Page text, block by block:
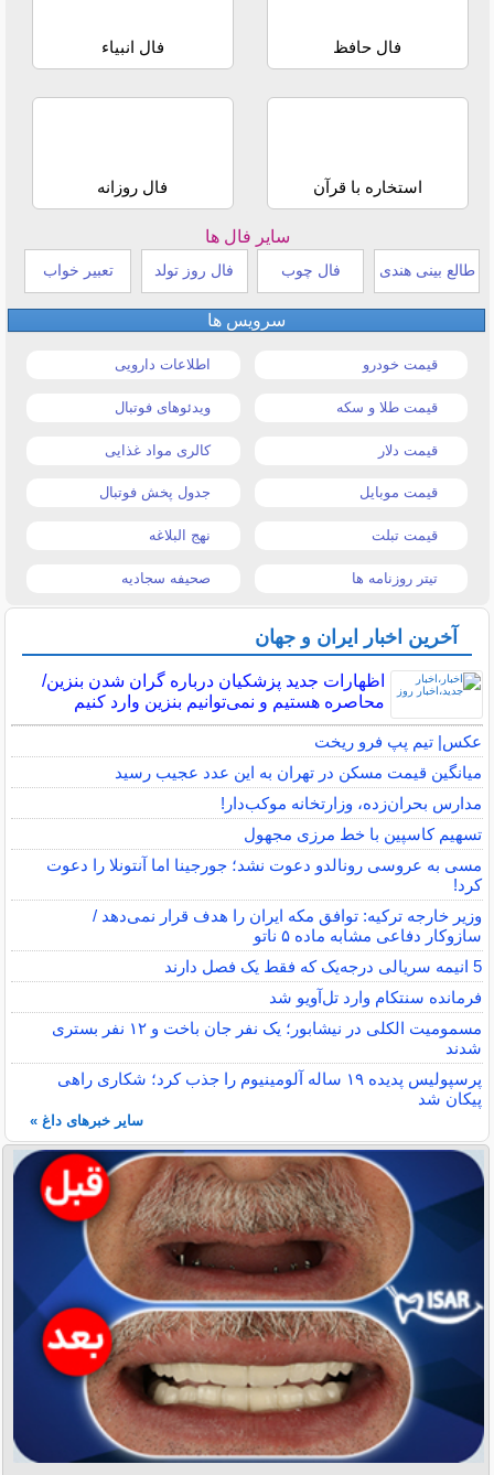
فال حافظ فال انبیاء
استخاره با قرآن فال روزانه
سایر فال ها
طالع بینی هندی فال چوب فال روز تولد تعبیر خواب
سرویس ها
قیمت خودرو اطلاعات دارویی
قیمت طلا و سکه ویدئوهای فوتبال
قیمت دلار کالری مواد غذایی
قیمت موبایل جدول پخش فوتبال
قیمت تبلت نهج البلاغه
تیتر روزنامه ها صحیفه سجادیه
آخرین اخبار ایران و جهان
اظهارات جدید پزشکیان درباره گران شدن بنزین/
محاصره هستیم و نمی‌توانیم بنزین وارد کنیم
عکس| تیم پپ فرو ریخت
میانگین قیمت مسکن در تهران به این عدد عجیب رسید
مدارس بحران‌زده، وزارتخانه موکب‌دار!
تسهیم کاسپین با خط مرزی مجهول
مسی به عروسی رونالدو دعوت نشد؛ جورجینا اما آنتونلا را دعوت
کرد!
وزیر خارجه ترکیه: توافق مکه ایران را هدف قرار نمی‌دهد /
سازوکار دفاعی مشابه ماده ۵ ناتو
5 انیمه سریالی درجه‌یک که فقط یک فصل دارند
فرمانده سنتکام وارد تل‌آویو شد
مسمومیت الکلی در نیشابور؛ یک نفر جان باخت و ۱۲ نفر بستری
شدند
پرسپولیس پدیده ۱۹ ساله آلومینیوم را جذب کرد؛ شکاری راهی
پیکان شد
سایر خبرهای داغ »